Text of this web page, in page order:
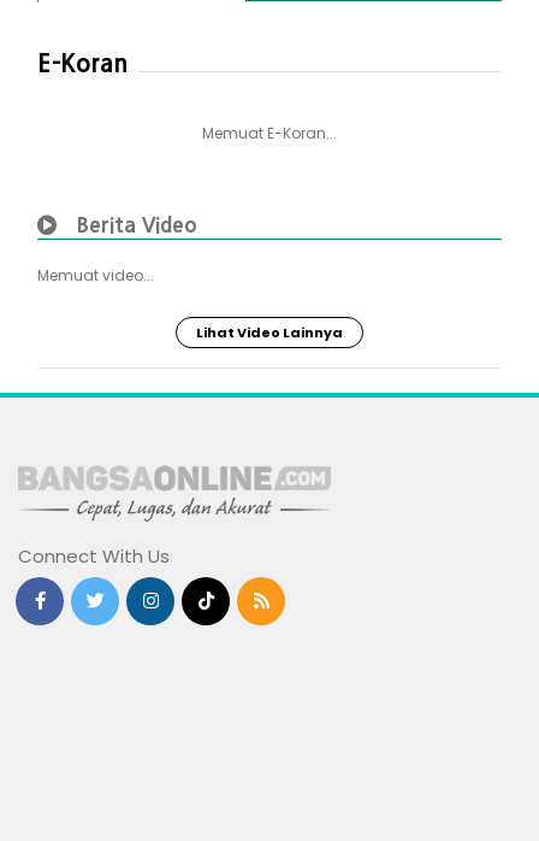
E-Koran
Memuat E-Koran...
Berita Video
Memuat video...
Lihat Video Lainnya
Connect With Us